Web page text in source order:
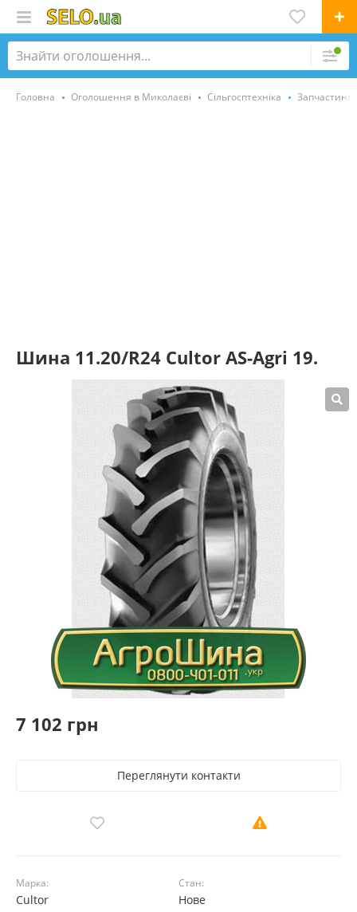
Головна Оголошення в Миколаєві Сільгосптехніка
Шина 11.20/R24 Cultor AS-Agri 19.
7 102 грн
Переглянути контакти
Марка:
Cultor
Стан:
Нове